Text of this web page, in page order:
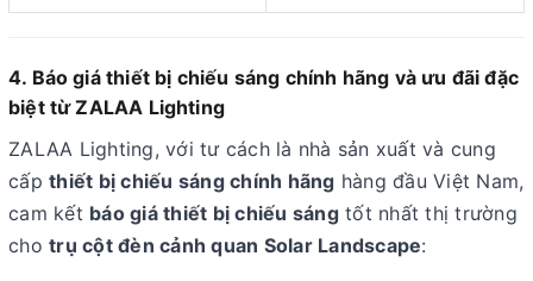
4. Báo giá thiết bị chiếu sáng chính hãng và ưu đãi đặc
biệt từ ZALAA Lighting
ZALAA Lighting, với tư cách là nhà sản xuất và cung
cấp thiết bị chiếu sáng chính hãng hàng đầu Việt Nam,
cam kết báo giá thiết bị chiếu sángtốt nhất thị trường
cho trụ cột đèn cảnh quan Solar Landscape: